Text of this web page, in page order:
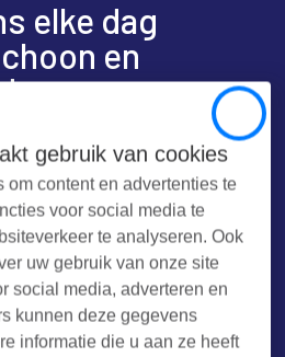
Close
gebruik van cookies
content en advertenties te
voor social media te
te analyseren. Ook
uw gebruik van onze site
social media, adverteren en
kunnen deze gegevens
informatie die u aan ze heeft
elke dag
en